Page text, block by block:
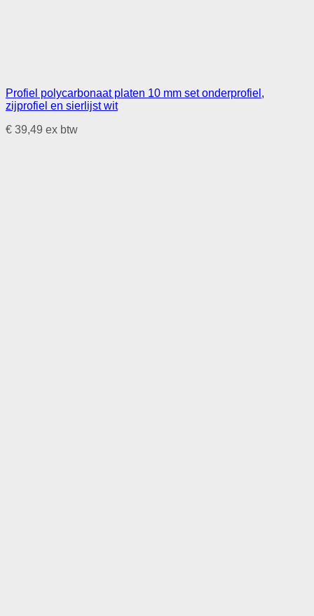
Profiel polycarbonaat platen 10 mm set onderprofiel,
zijprofiel en sierlijst wit
€ 39,49 ex btw